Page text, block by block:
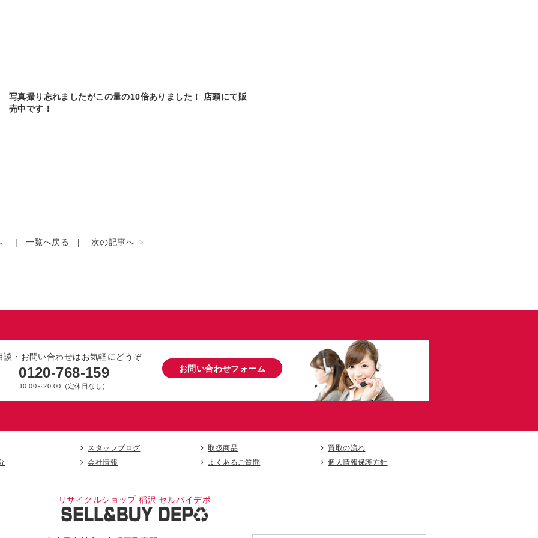
写真撮り忘れましたがこの量の10倍ありました！ 店頭にて販
売中です！
一覧へ戻る 次の記事へ
談・お問い合わせはお気軽にどうぞ
0120-768-159
10:00～20:00（定休日なし）
お問い合わせフォーム
スタッフブログ 取扱商品
買取の流れ
会社情報 よくあるご質問 個人情報保護方針
リサイクルショップ 稲沢 セルバイデポ